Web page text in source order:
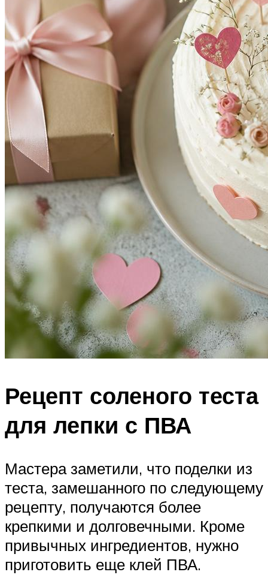
Рецепт соленого теста
для лепки с ПВА
Мастера заметили, что поделки из
теста, замешанного по следующему
рецепту, получаются более
крепкими и долговечными. Кроме
привычных ингредиентов, нужно
приготовить еще клей ПВА.